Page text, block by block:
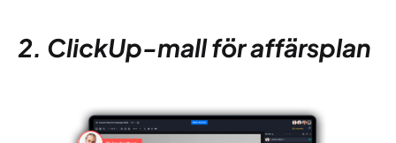
2. ClickUp-mall för affärsplan